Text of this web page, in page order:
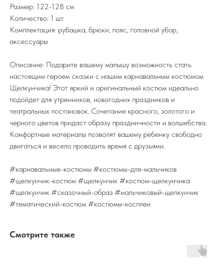
Размер: 122-128 см
Количество: 1 шт
Комплектация: рубашка, брюки, пояс, головной убор,
аксессуары
Описание: Подарите вашему малышу возможность стать
настоящим героем сказки с нашим карнавальным костюмом
Щелкунчика! Этот яркий и оригинальный костюм идеально
подойдет для утренников, новогодних праздников и
театральных постановок. Сочетание красного, золотого и
черного цветов придаст образу праздничности и волшебства.
Комфортные материалы позволят вашему ребенку свободно
двигаться и весело проводить время с друзьями.
#карнавальные-костюмы #костюмы-для-мальчиков
#щелкунчик-костюм #щелкунчик #костюм-щелкунчика
#щелкунчик #сказочный-образ #мальчиковый-щелкунчик
#тематический-костюм #костюмы-косплеи
Смотрите также